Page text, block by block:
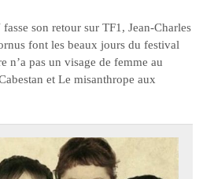
son retour sur TF1, Jean-Charles
font les beaux jours du festival
n’a pas un visage de femme au
et Le misanthrope aux